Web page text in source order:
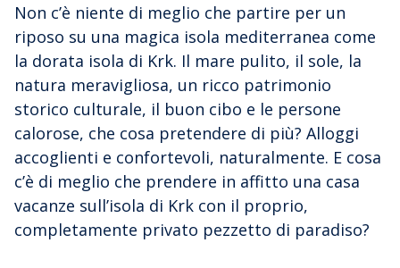
Non c’è niente di meglio che partire per un
riposo su una magica isola mediterranea come
la dorata isola di Krk. Il mare pulito, il sole, la
natura meravigliosa, un ricco patrimonio
storico culturale, il buon cibo e le persone
calorose, che cosa pretendere di più? Alloggi
accoglienti e confortevoli, naturalmente. E cosa
c’è di meglio che prendere in affitto una casa
vacanze sull’isola di Krk con il proprio,
completamente privato pezzetto di paradiso?